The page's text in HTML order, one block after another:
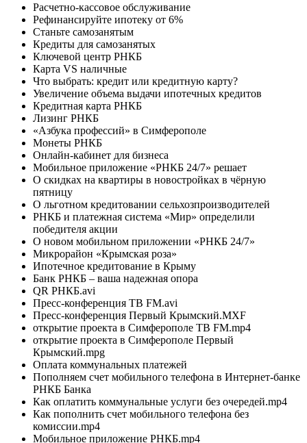
Расчетно-кассовое обслуживание
Рефинансируйте ипотеку от 6%
Станьте самозанятым
Кредиты для самозанятых
Ключевой центр РНКБ
Карта VS наличные
Что выбрать: кредит или кредитную карту?
Увеличение объема выдачи ипотечных кредитов
Кредитная карта РНКБ
Лизинг РНКБ
«Азбука профессий» в Симферополе
Монеты РНКБ
Онлайн-кабинет для бизнеса
Мобильное приложение «РНКБ 24/7» решает
О скидках на квартиры в новостройках в чёрную
пятницу
О льготном кредитовании сельхозпроизводителей
РНКБ и платежная система «Мир» определили
победителя акции
О новом мобильном приложении «РНКБ 24/7»
Микрорайон «Крымская роза»
Ипотечное кредитование в Крыму
Банк РНКБ – ваша надежная опора
QR РНКБ.avi
Пресс-конференция ТВ FM.avi
Пресс-конференция Первый Крымский.MXF
открытие проекта в Симферополе ТВ FM.mp4
открытие проекта в Симферополе Первый
Крымский.mpg
Оплата коммунальных платежей
Пополняем счет мобильного телефона в Интернет-банке
РНКБ Банка
Как оплатить коммунальные услуги без очередей.mp4
Как пополнить счет мобильного телефона без
комиссии.mp4
Мобильное приложение РНКБ.mp4